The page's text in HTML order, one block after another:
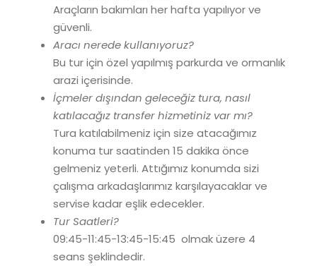
Araçların bakımları her hafta yapılıyor ve
güvenli.
Aracı nerede kullanıyoruz?
Bu tur için özel yapılmış parkurda ve ormanlık
arazi içerisinde.
İçmeler dışından geleceğiz tura, nasıl
katılacağız transfer hizmetiniz var mı?
Tura katılabilmeniz için size atacağımız
konuma tur saatinden 15 dakika önce
gelmeniz yeterli. Attığımız konumda sizi
çalışma arkadaşlarımız karşılayacaklar ve
servise kadar eşlik edecekler.
Tur Saatleri?
09:45-11:45-13:45-15:45 olmak üzere 4
seans şeklindedir.